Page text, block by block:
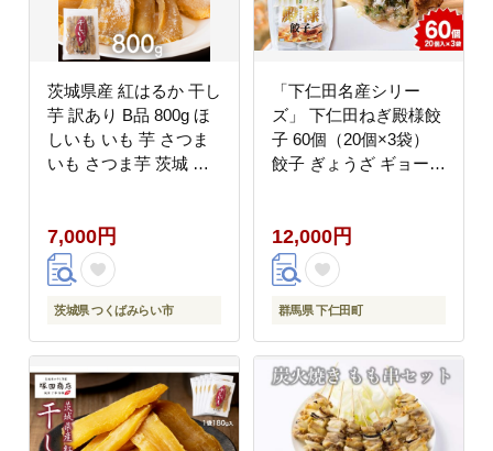
茨城県産 紅はるか 干し
芋 訳あり B品 800g ほ
しいも いも 芋 さつま
いも さつま芋 茨城 べ
ーツ 塚田商店 マツコの
知らない世界 [EA08-
NT]
7,000円
茨城県 つくばみらい市
「下仁田名産シリー
ズ」 下仁田ねぎ殿様餃
子 60個（20個×3袋）
餃子 ぎょうざ ギョーザ
知らない世界 F21K-488
12,000円
群馬県 下仁田町